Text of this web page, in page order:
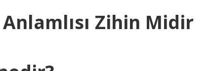
Zihin Midir